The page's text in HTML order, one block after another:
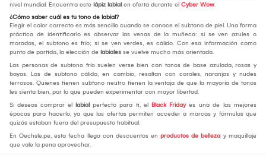
nivel mundial. Encuentra este lápiz labial en oferta durante el Cyber Wow.
¿Cómo saber cuál es tu tono de labial?
Elegir el color correcto es más sencillo cuando se conoce el subtono de piel. Una forma
práctica de identificarlo es observar las venas de la muñeca: si se ven azules o
moradas, el subtono es frío; si se ven verdes, es cálido. Con esa información como
punto de partida, la elección de labiales se vuelve mucho más orientada.
Las personas de subtono frío suelen verse bien con tonos de base azulada, rosas y
bayas. Las de subtono cálido, en cambio, resaltan con corales, naranjas y nudes
terrosos. Quienes tienen subtono neutro tienen la ventaja de que la mayoría de tonos
les sienta bien, por lo que pueden experimentar con mayor libertad.
Si deseas comprar el labial perfecto para ti, el Black Fridayes una de las mejores
épocas para hacerlo, ya que las ofertas permiten acceder a marcas y fórmulas que
quizás estaban fuera del presupuesto habitual.
En Oechsle.pe, esta fecha llega con descuentos en productos de belleza y maquillaje
que vale la pena aprovechar.